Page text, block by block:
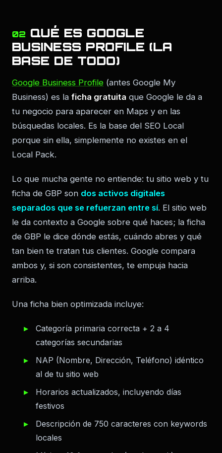
02 QUÉ ES GOOGLE
BUSINESS PROFILE (LA
BASE DE TODO)
Google Business Profile (antes Google My
Business) es la ficha gratuita que Google le da a
tu negocio para aparecer en Maps y en las
búsquedas locales. Es la base del SEO Local
porque sin ella, simplemente no existes en el
Local Pack.
Lo que mucha gente no entiende: tu sitio web y tu
ficha de GBP son dos activos digitales
separados que se refuerzan entre sí. El sitio web
le da contexto a Google sobre qué haces; la ficha
de GBP le dice dónde estás, cuándo abres y qué
tan bien te tratan tus clientes. Google compara
ambos y, si son consistentes, te empuja hacia
arriba.
Una ficha bien optimizada incluye:
Categoría primaria correcta + 2 a 4
categorías secundarias
NAP (Nombre, Dirección, Teléfono) idéntico
al de tu sitio web
Horarios actualizados, incluyendo días
festivos
Descripción de 750 caracteres con keywords
locales